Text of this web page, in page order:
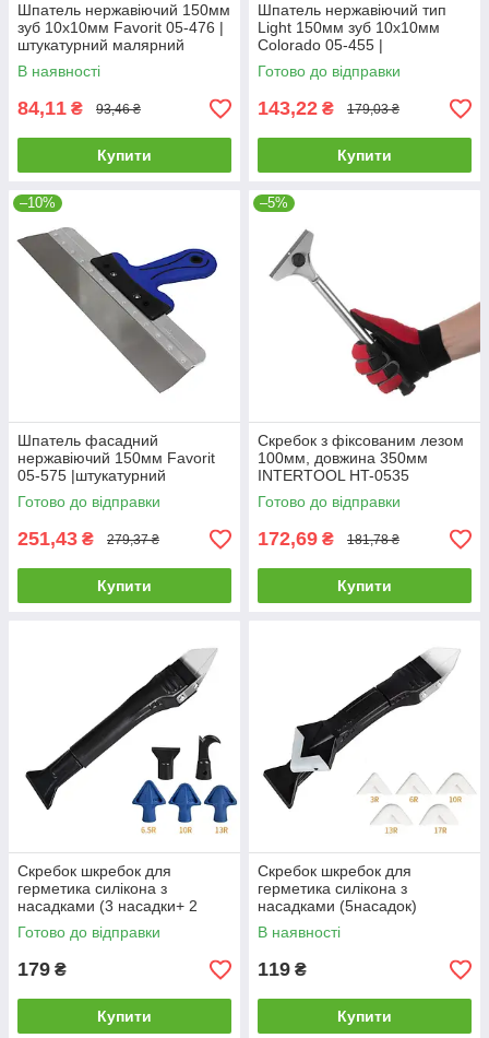
Шпатель нержавіючий 150мм
зуб 10х10мм Favorit 05-476 |
штукатурний малярний
Шпатель нержавеющий
150мм зуб 10х10мм Favorit
В наявності
84,11 ₴ 93,46 ₴
Купити
Шпатель нержавіючий тип
Light 150мм зуб 10х10мм
Colorado 05-455 |
штукатурний малярний
Шпатель нержавеющий тип
Готово до відправки
143,22 ₴ 179,03 ₴
Купити
–10%
Шпатель фасадний
нержавіючий 150мм Favorit
05-575 |штукатурний
малярний Шпатель
фасадный нержавеющий
Готово до відправки
251,43 ₴ 279,37 ₴
Купити
–5%
Скребок з фіксованим лезом
100мм, довжина 350мм
INTERTOOL HT-0535
Готово до відправки
172,69 ₴ 181,78 ₴
Купити
Скребок шкребок для
герметика силікона з
насадками (3 насадки+ 2
пласт.леза)
Готово до відправки
179 ₴
Купити
Скребок шкребок для
герметика силікона з
насадками (5насадок)
В наявності
119 ₴
Купити